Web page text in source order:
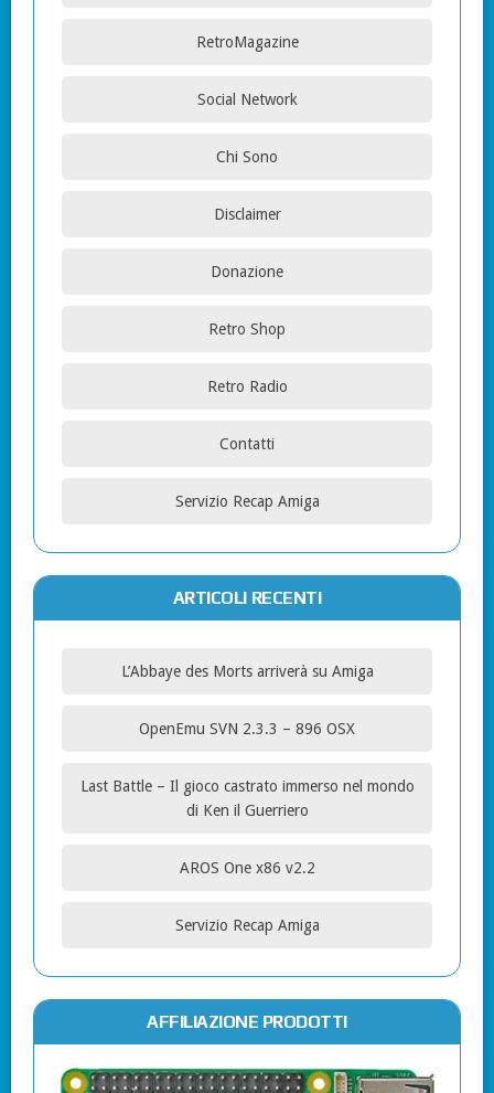
RetroMagazine
Social Network
Chi Sono
Disclaimer
Donazione
Retro Shop
Retro Radio
Contatti
Servizio Recap Amiga
ARTICOLI RECENTI
L’Abbaye des Morts arriverà su Amiga
OpenEmu SVN 2.3.3 – 896 OSX
Last Battle – Il gioco castrato immerso nel mondo
di Ken il Guerriero
AROS One x86 v2.2
Servizio Recap Amiga
AFFILIAZIONE PRODOTTI